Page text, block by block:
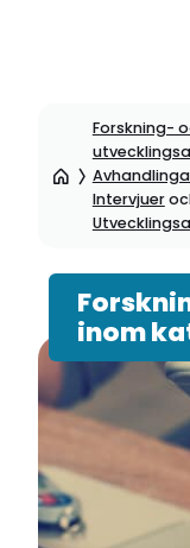
sidinnehåll
Forskning-
Intervjuer
inom